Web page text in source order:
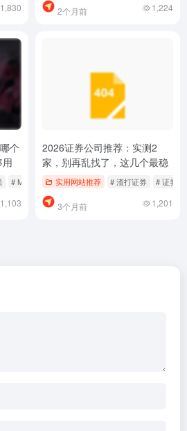
1,830 2个月前 1,224
个
# Magnific AI # 图像清晰度提升
1,103
2026证券公司推荐：实测2
家，别再乱找了，这几个最稳
实用网站推荐 # 渣打证券 # 证券
3个月前 1,201